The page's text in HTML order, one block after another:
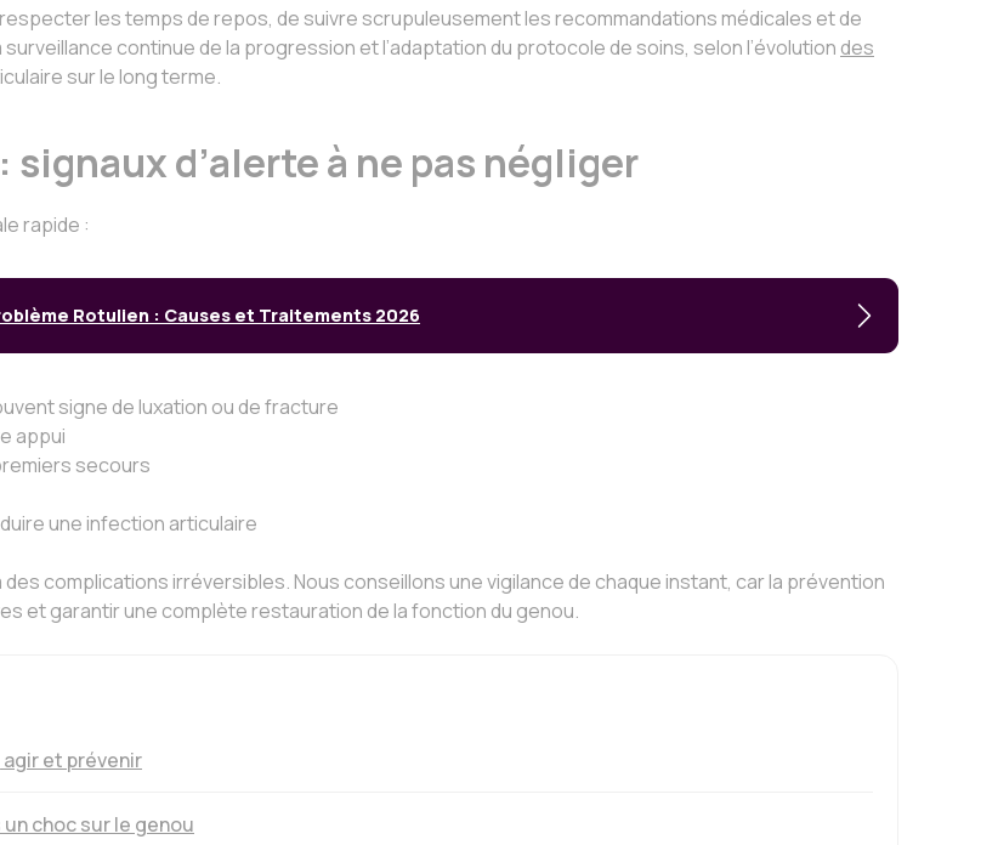
les temps de repos, de suivre scrupuleusement les recommandations médicales et de
continue de la progression et l’adaptation du protocole de soins, selon l’évolution des
sur le long terme.
d’alerte à ne pas négliger
rapide :
Rotulien : Causes et Traitements 2026
signe de luxation ou de fracture
appui
secours
une infection articulaire
des complications irréversibles. Nous conseillons une vigilance de chaque instant, car la prévention
et garantir une complète restauration de la fonction du genou.
et prévenir
choc sur le genou